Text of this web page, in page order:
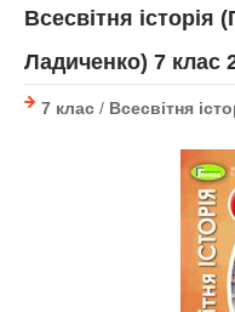
Всесвітня історія
Ладиченко) 7 клас
7 клас / Всесвітня